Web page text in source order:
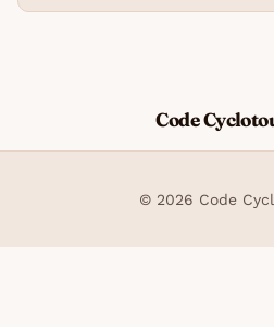
Code
© 2026 Code